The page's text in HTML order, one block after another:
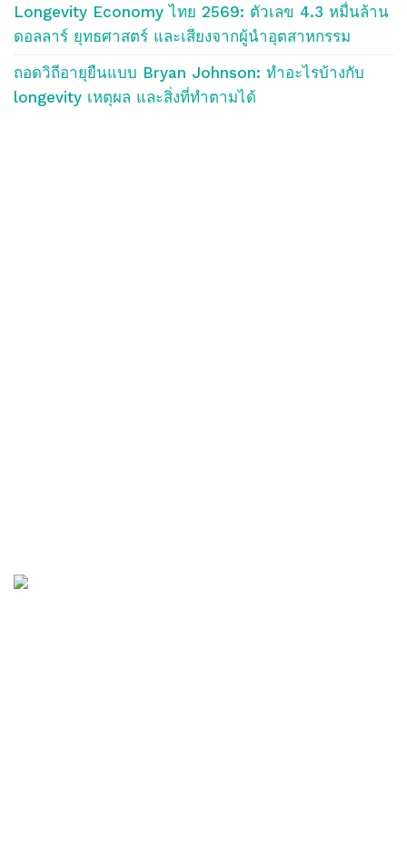
Longevity Economy ไทย 2569: ตัวเลข 4.3 หมื่นล้าน
ดอลลาร์ ยุทธศาสตร์ และเสียงจากผู้นำอุตสาหกรรม
ถอดวิถีอายุยืนแบบ Bryan Johnson: ทำอะไรบ้างกับ
longevity เหตุผล และสิ่งที่ทำตามได้